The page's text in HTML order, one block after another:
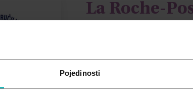
Pojedinosti
La Roche-
40,75 €